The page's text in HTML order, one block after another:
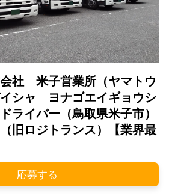
社 米子営業所（ヤマトウ
シャ ヨナゴエイギョウシ
ライバー（鳥取県米子市）
旧ロジトランス）【業界最
応募する